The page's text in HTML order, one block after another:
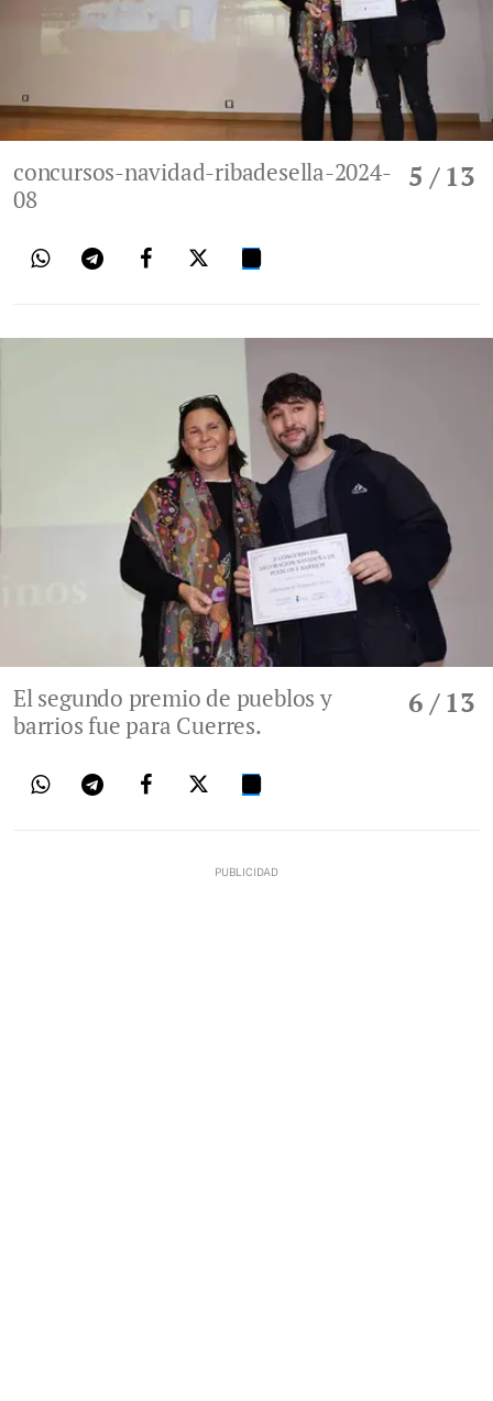
5 / 13
concursos-navidad-ribadesella-2024-
08
6 / 13
El segundo premio de pueblos y
barrios fue para Cuerres.